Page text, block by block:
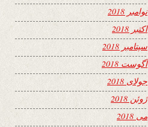
نوامبر 2018
اکتبر 2018
سپتامبر 2018
آگوست 2018
جولای 2018
ژوئن 2018
می 2018